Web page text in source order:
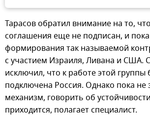
Тарасов обратил внимание на то,
соглашения еще не подписан, и
формирования так называемой
с участием Израиля, Ливана и США.
исключил, что к работе этой группы
подключена Россия. Однако пока не
механизм, говорить об
приходится, полагает специалист.